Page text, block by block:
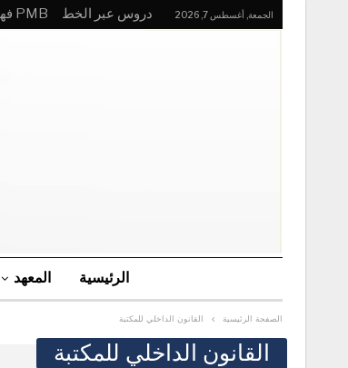
الجمعة, أغسطس 7, 2026 دروس عبر الخط PMB فهرس المكتبة
الرئيسية المعهد
الصفحة الرئيسية القانون الداخلي للمكتبة
القانون الداخلي للمكتبة